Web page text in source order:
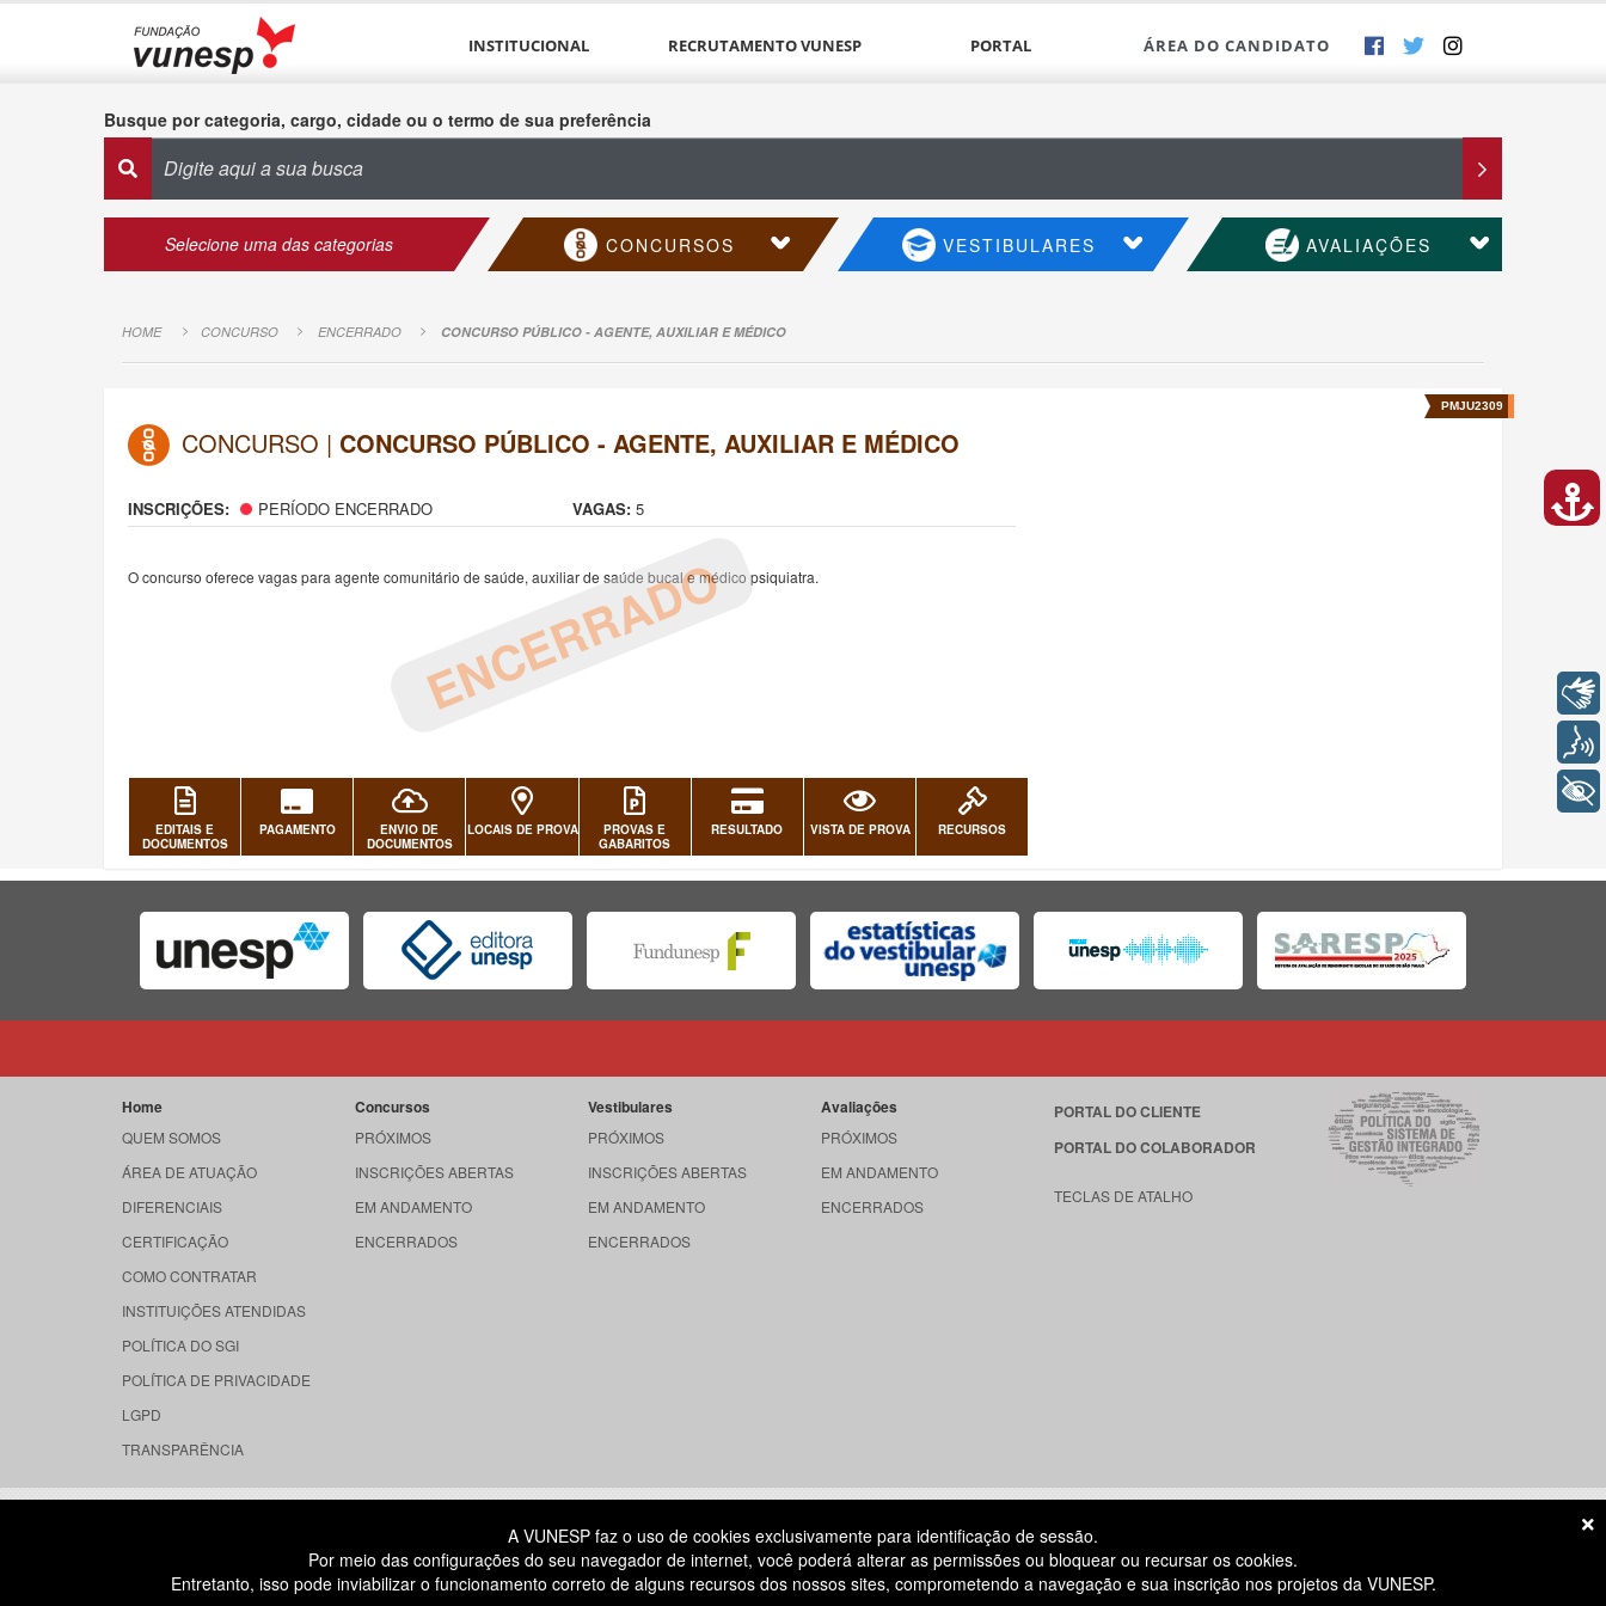
INSTITUCIONAL RECRUTAMENTO VUNESP PORTAL ÁREA DO CANDIDATO
Busque por categoria, cargo, cidade ou o termo de sua preferência
Selecione uma das categorias CONCURSOS VESTIBULARES AVALIAÇÕES
HOME CONCURSO ENCERRADO CONCURSO PÚBLICO - AGENTE, AUXILIAR E MÉDICO
PMJU2309
CONCURSO | CONCURSO PÚBLICO - AGENTE, AUXILIAR E MÉDICO
INSCRIÇÕES: PERÍODO ENCERRADO VAGAS:5
ENCERRADO
O concurso oferece vagas para agente comunitário de saúde, auxiliar de saúde bucal e médico psiquiatra.
EDITAIS E
DOCUMENTOS
PAGAMENTO
ENVIO DE
DOCUMENTOS
LOCAIS DE PROVA
PROVAS E
GABARITOS
RESULTADO VISTA DE PROVA RECURSOS
Home
QUEM SOMOS
ÁREA DE ATUAÇÃO
DIFERENCIAIS
CERTIFICAÇÃO
COMO CONTRATAR
INSTITUIÇÕES ATENDIDAS
POLÍTICA DO SGI
POLÍTICA DE PRIVACIDADE
LGPD
TRANSPARÊNCIA
Concursos
PRÓXIMOS
INSCRIÇÕES ABERTAS
EM ANDAMENTO
ENCERRADOS
Vestibulares
PRÓXIMOS
INSCRIÇÕES ABERTAS
EM ANDAMENTO
ENCERRADOS
Avaliações
PRÓXIMOS
EM ANDAMENTO
ENCERRADOS
PORTAL DO CLIENTE
PORTAL DO COLABORADOR
TECLAS DE ATALHO
RUA DONA GERMAINE BURCHARD, 515
ÁGUA BRANCA - SÃO PAULO SP
CEP: 05002-062
ATENDIMENTO AO CANDIDATO
11 3874-6300
DIAS ÚTEISdas 8h às 18h
A VUNESP faz o uso de cookies exclusivamente para identificação de sessão.
Por meio das configurações do seu navegador de internet, você poderá alterar as permissões ou bloquear ou recursar os cookies.
Entretanto, isso pode inviabilizar o funcionamento correto de alguns recursos dos nossos sites, comprometendo a navegação e sua inscrição nos projetos da VUNESP.